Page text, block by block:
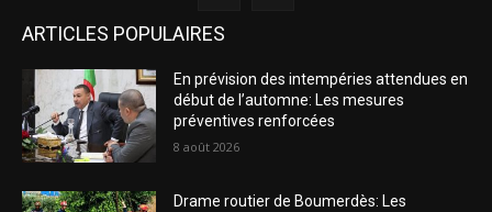
ARTICLES POPULAIRES
En prévision des intempéries attendues en
début de l’automne: Les mesures
préventives renforcées
8 août 2026
Drame routier de Boumerdès: Les